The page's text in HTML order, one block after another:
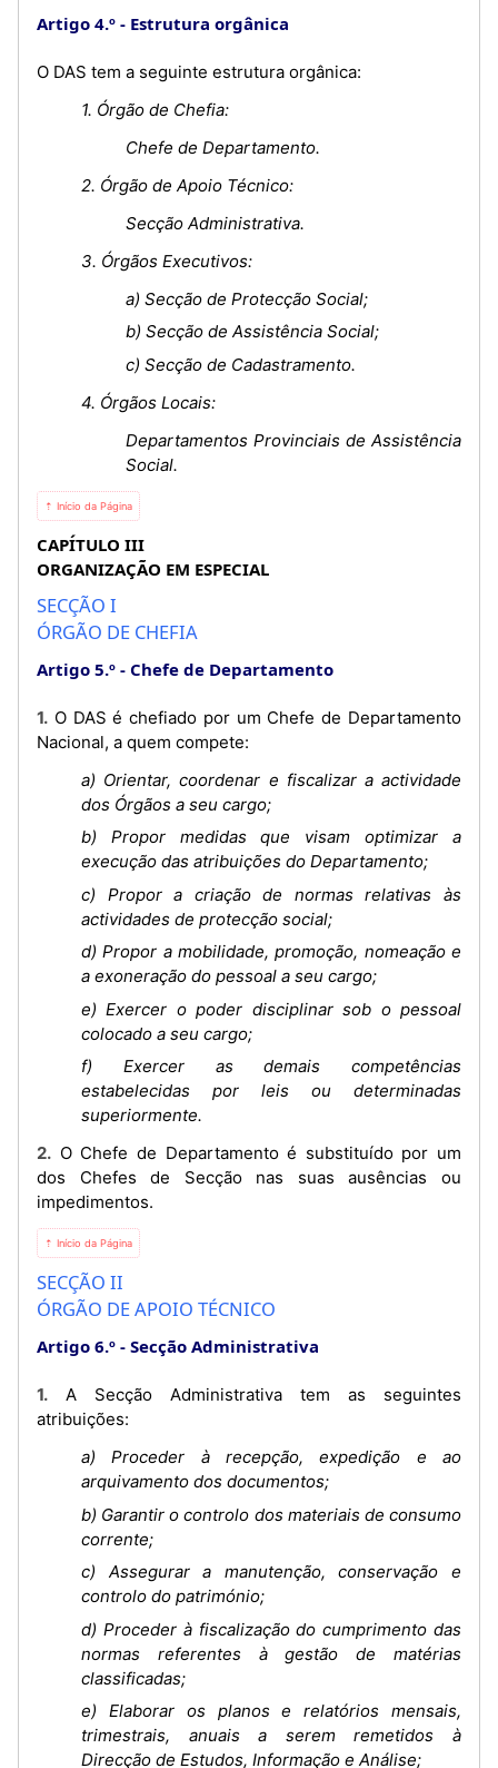
Artigo 4.º
Estrutura orgânica
O DAS tem a seguinte estrutura orgânica:
1. Órgão de Chefia:
Chefe de Departamento.
2. Órgão de Apoio Técnico:
Secção Administrativa.
3. Órgãos Executivos:
a) Secção de Protecção Social;
b) Secção de Assistência Social;
c) Secção de Cadastramento.
4. Órgãos Locais:
Departamentos Provinciais de Assistência
Social.
⇡ Início da Página
CAPÍTULO III
ORGANIZAÇÃO EM ESPECIAL
SECÇÃO I
ÓRGÃO DE CHEFIA
Artigo 5.º Chefe de Departamento
1. O DAS é chefiado por um Chefe de Departamento
Nacional, a quem compete:
a) Orientar, coordenar e fiscalizar a actividade
dos Órgãos a seu cargo;
b) Propor medidas que visam optimizar a
execução das atribuições do Departamento;
c) Propor a criação de normas relativas às
actividades de protecção social;
d) Propor a mobilidade, promoção, nomeação e
a exoneração do pessoal a seu cargo;
e) Exercer o poder disciplinar sob o pessoal
colocado a seu cargo;
f) Exercer as demais competências
estabelecidas por leis ou determinadas
superiormente.
2. O Chefe de Departamento é substituído por um
dos Chefes de Secção nas suas ausências ou
impedimentos.
⇡ Início da Página
SECÇÃO II
ÓRGÃO DE APOIO TÉCNICO
Artigo 6.º Secção Administrativa
1. A Secção Administrativa tem as seguintes
atribuições:
a) Proceder à recepção, expedição e ao
arquivamento dos documentos;
b) Garantir o controlo dos materiais de consumo
corrente;
c) Assegurar a manutenção, conservação e
controlo do património;
d) Proceder à fiscalização do cumprimento das
normas referentes à gestão de matérias
classificadas;
e) Elaborar os planos e relatórios mensais,
trimestrais, anuais a serem remetidos à
Direcção de Estudos, Informação e Análise;